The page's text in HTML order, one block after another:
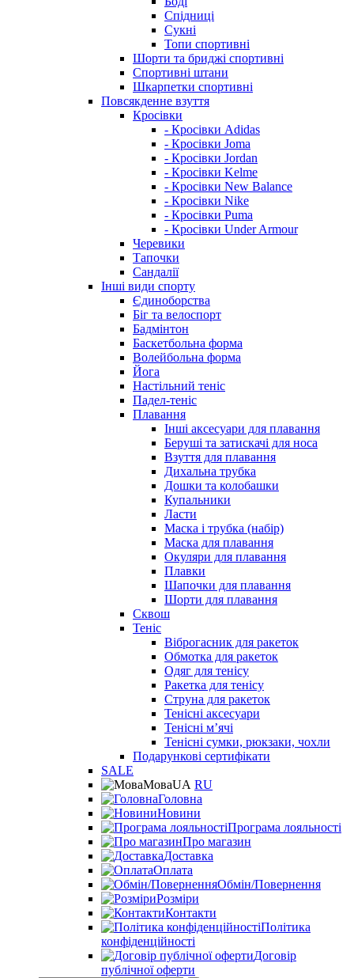
Спідниці
Сукні
Топи спортивні
Шорти та бриджі спортивні
Спортивні штани
Шкарпетки спортивні
Повсякденне взуття
Кросівки
- Кросівки Adidas
- Кросівки Joma
- Кросівки Jordan
- Кросівки Kelme
- Кросівки New Balance
- Кросівки Nike
- Кросівки Puma
- Кросівки Under Armour
Черевики
Тапочки
Сандалії
Інші види спорту
Єдиноборства
Біг та велоспорт
Бадмінтон
Баскетбольна форма
Волейбольна форма
Йога
Настільний теніс
Падел-теніс
Плавання
Інші аксесуари для плавання
Беруші та затискачі для носа
Взуття для плавання
Дихальна трубка
Дошки та колобашки
Купальники
Ласти
Маска і трубка (набір)
Маска для плавання
Окуляри для плавання
Плавки
Шапочки для плавання
Шорти для плавання
Сквош
Теніс
Віброгасник для ракеток
Обмотка для ракеток
Одяг для тенісу
Ракетка для тенісу
Струна для ракеток
Тенісні аксесуари
Тенісні мʼячі
Тенісні сумки, рюкзаки, чохли
Подарункові сертифікати
SALE
МоваUA RU
Головна
Новини
Програма лояльності
Про магазин
Доставка
Оплата
Обмін/Повернення
Розміри
Контакти
Політика
конфіденційності
Договір
публічної оферти